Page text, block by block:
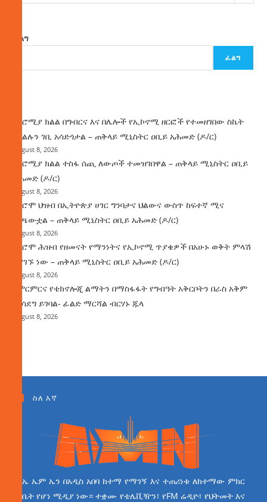
ፈልግ
ፈልግ
በኦሮሚያ ክልል በግብርና እና በሌሎች የኢኮኖሚ ዘርፎች የተመዘገበው ስኬት
የክልሉን ገቢ አሳድጎታል – ጠቅላይ ሚኒስትር ዐቢይ አሕመድ (ዶ/ር)
August 8, 2026
በኦሮሚያ ክልል ተስፋ ሰጪ ለውጦች ተመዝገበዋል – ጠቅላይ ሚኒስትር ዐቢይ
አሕመድ (ዶ/ር)
August 8, 2026
የኦሮሞ ህዝብ በኢትዮጵያ ሀገር ግንባታና ህልውና ውስጥ ከፍተኛ ሚና
ተጫውቷል – ጠቅላይ ሚኒስትር ዐቢይ አሕመድ (ዶ/ር)
August 8, 2026
የኦሮሞ ሕዝብ የዘመናት የማንነትና የኢኮኖሚ ጥያቄዎች በአሁኑ ወቅት ምላሽ
እያገኙ ነው – ጠቅላይ ሚኒስትር ዐቢይ አሕመድ (ዶ/ር)
August 8, 2026
የምርምርና የቴክኖሎጂ ልማትን በማስፋፋት የግብዓት አቅርቦትን በራስ አቅም
ማሳደግ ይገባል- ፊልድ ማርሻል ብርሃኑ ጁላ
August 8, 2026
ስለ እኛ
ኤ ኤም ኤን በአዲስ አበባ ከተማ የማገኝ እና ተጠሪነቱ ለከተማው ምክር
ቤት የሆነ ሚዲያ ነው። ተቋሙ የቴሌቪዥን፣ የFM ሬዲዮ፣ የህትመት እና